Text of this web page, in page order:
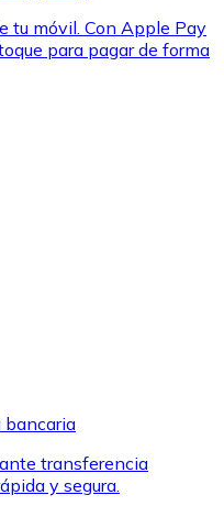
efectivo en tu tienda más
o realiza compras
para comprar
tu móvil. Con Apple Pay
para pagar de forma
bancaria
transferencia
y segura.